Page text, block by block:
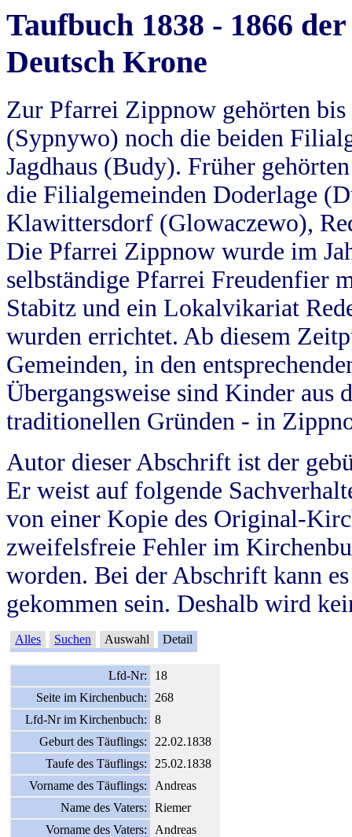
Taufbuch 1838 - 1866
Deutsch Krone
Zur Pfarrei Zippnow gehörten
(Sypnywo) noch die beiden
Jagdhaus (Budy). Früher
die Filialgemeinden Doderlage
Klawittersdorf (Glowaczewo),
Die Pfarrei Zippnow wurde im
selbständige Pfarrei Freudenfier
Stabitz und ein Lokalvikariat
wurden errichtet. Ab diesem
Gemeinden, in den
Übergangsweise sind Kinder aus
traditionellen Gründen - in
Autor dieser Abschrift ist der
Er weist auf folgende
von einer Kopie des Original-
zweifelsfreie Fehler im
worden. Bei der Abschrift kann
gekommen sein. Deshalb wird
Alles Suchen Auswahl Detail
Lfd-Nr:
18
Seite im Kirchenbuch:
268
Lfd-Nr im Kirchenbuch:
8
Geburt des Täuflings:
22.02.1838
Taufe des Täuflings:
25.02.1838
Vorname des Täuflings:
Andreas
Name des Vaters:
Riemer
Vorname des Vaters:
Andreas